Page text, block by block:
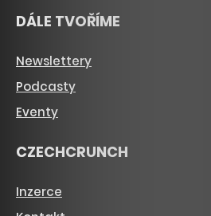
DÁLE TVOŘÍME
Newslettery
Podcasty
Eventy
CZECHCRUNCH
Inzerce